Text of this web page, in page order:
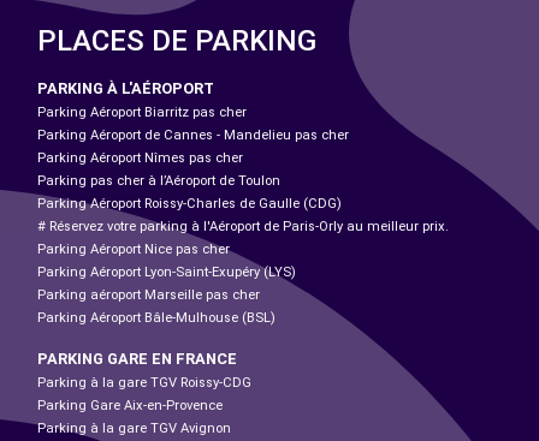
PLACES DE PARKING
PARKING À L'AÉROPORT
Parking Aéroport Biarritz pas cher
Parking Aéroport de Cannes - Mandelieu pas cher
Parking Aéroport Nîmes pas cher
Parking pas cher à l’Aéroport de Toulon
Parking Aéroport Roissy-Charles de Gaulle (CDG)
# Réservez votre parking à l'Aéroport de Paris-Orly au meilleur prix.
Parking Aéroport Nice pas cher
Parking Aéroport Lyon-Saint-Exupéry (LYS)
Parking aéroport Marseille pas cher
Parking Aéroport Bâle-Mulhouse (BSL)
PARKING GARE EN FRANCE
Parking à la gare TGV Roissy-CDG
Parking Gare Aix-en-Provence
Parking à la gare TGV Avignon